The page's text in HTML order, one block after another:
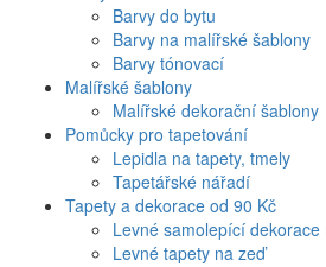
Barvy do bytu
Barvy na malířské šablony
Barvy tónovací
Malířské šablony
Malířské dekorační šablony
Pomůcky pro tapetování
Lepidla na tapety, tmely
Tapetářské nářadí
Tapety a dekorace od 90 Kč
Levné samolepící
Levné tapety na zeď